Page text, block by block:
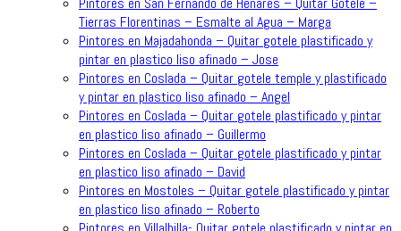
Tierras Florentinas – Esmalte al Agua – Marga
Pintores en Majadahonda – Quitar gotele plastificado y
pintar en plastico liso afinado – Jose
Pintores en Coslada – Quitar gotele temple y plastificado
y pintar en plastico liso afinado – Angel
Pintores en Coslada – Quitar gotele plastificado y pintar
en plastico liso afinado – Guillermo
Pintores en Coslada – Quitar gotele plastificado y pintar
en plastico liso afinado – David
Pintores en Mostoles – Quitar gotele plastificado y pintar
en plastico liso afinado – Roberto